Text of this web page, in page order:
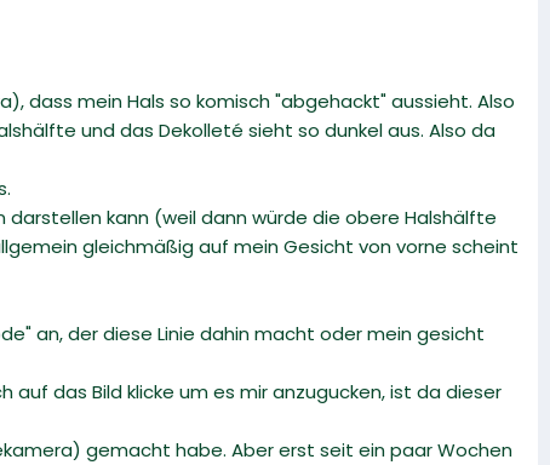
dass mein Hals so komisch "abgehackt" aussieht. Also
und das Dekolleté sieht so dunkel aus. Also da
kann (weil dann würde die obere Halshälfte
gleichmäßig auf mein Gesicht von vorne scheint
an, der diese Linie dahin macht oder mein gesicht
das Bild klicke um es mir anzugucken, ist da dieser
gemacht habe. Aber erst seit ein paar Wochen